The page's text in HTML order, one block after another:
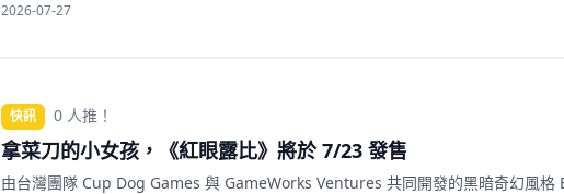
2026-07-27
快訊 0 人推！
拿菜刀的小女孩，《紅眼露比》將於 7/23 發售
由台灣團隊 Cup Dog Games 與 GameWorks Ventures 共同開發的黑暗奇幻風格